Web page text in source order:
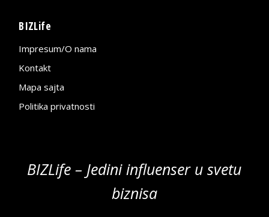
BIZLife
Impresum/O nama
Kontakt
Mapa sajta
Politika privatnosti
BIZLife – Jedini influenser u svetu
biznisa